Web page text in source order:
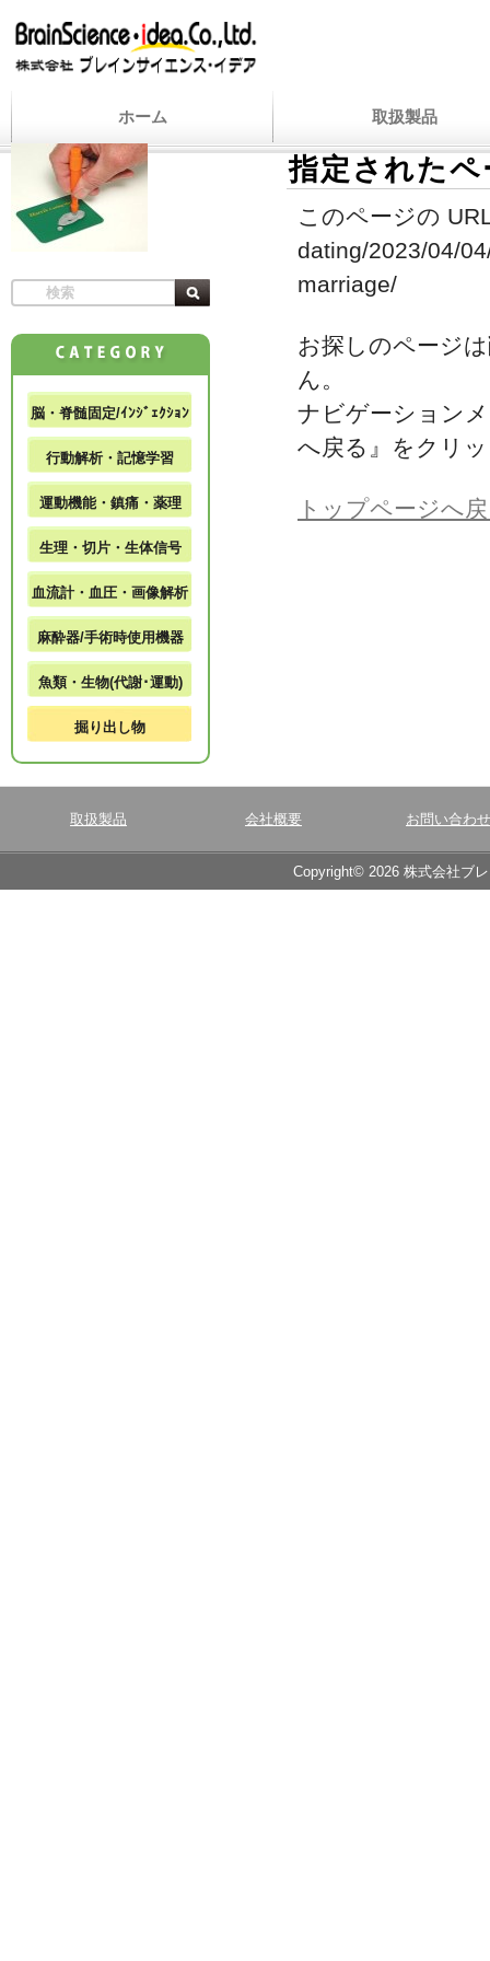
ホーム 取扱製品
指定された
このページの
dating/2023/04/
marriage/
お探しのページ
ん。
ナビゲーション
へ戻る』をクリ
トップページへ
脳・脊髄固定/ｲﾝｼﾞｪｸｼｮﾝ
行動解析・記憶学習
運動機能・鎮痛・薬理
生理・切片・生体信号
血流計・血圧・画像解析
麻酔器/手術時使用機器
魚類・生物(代謝･運動)
掘り出し物
取扱製品 会社概要 お問い合わせ
Copyright© 2026 株式会社ブ